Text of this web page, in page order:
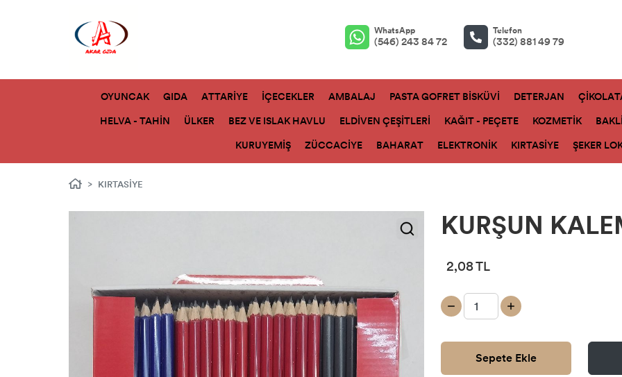
WhatsApp
(546) 243 84 72
Telefon
(332) 881 49 79
OYUNCAK GIDA ATTARİYE İÇECEKLER AMBALAJ PASTA GOFRET BİSKÜVİ DETERJAN
HELVA - TAHİN
ÜLKER BEZ VE ISLAK HAVLU ELDİVEN ÇEŞİTLERİ KAĞIT - PEÇETE KOZMETİK
KURUYEMİŞ
ZÜCCACİYE BAHARAT ELEKTRONİK KIRTASİYE ŞEKER
KIRTASİYE
KURŞUN
2,08 TL
Sepete Ekle